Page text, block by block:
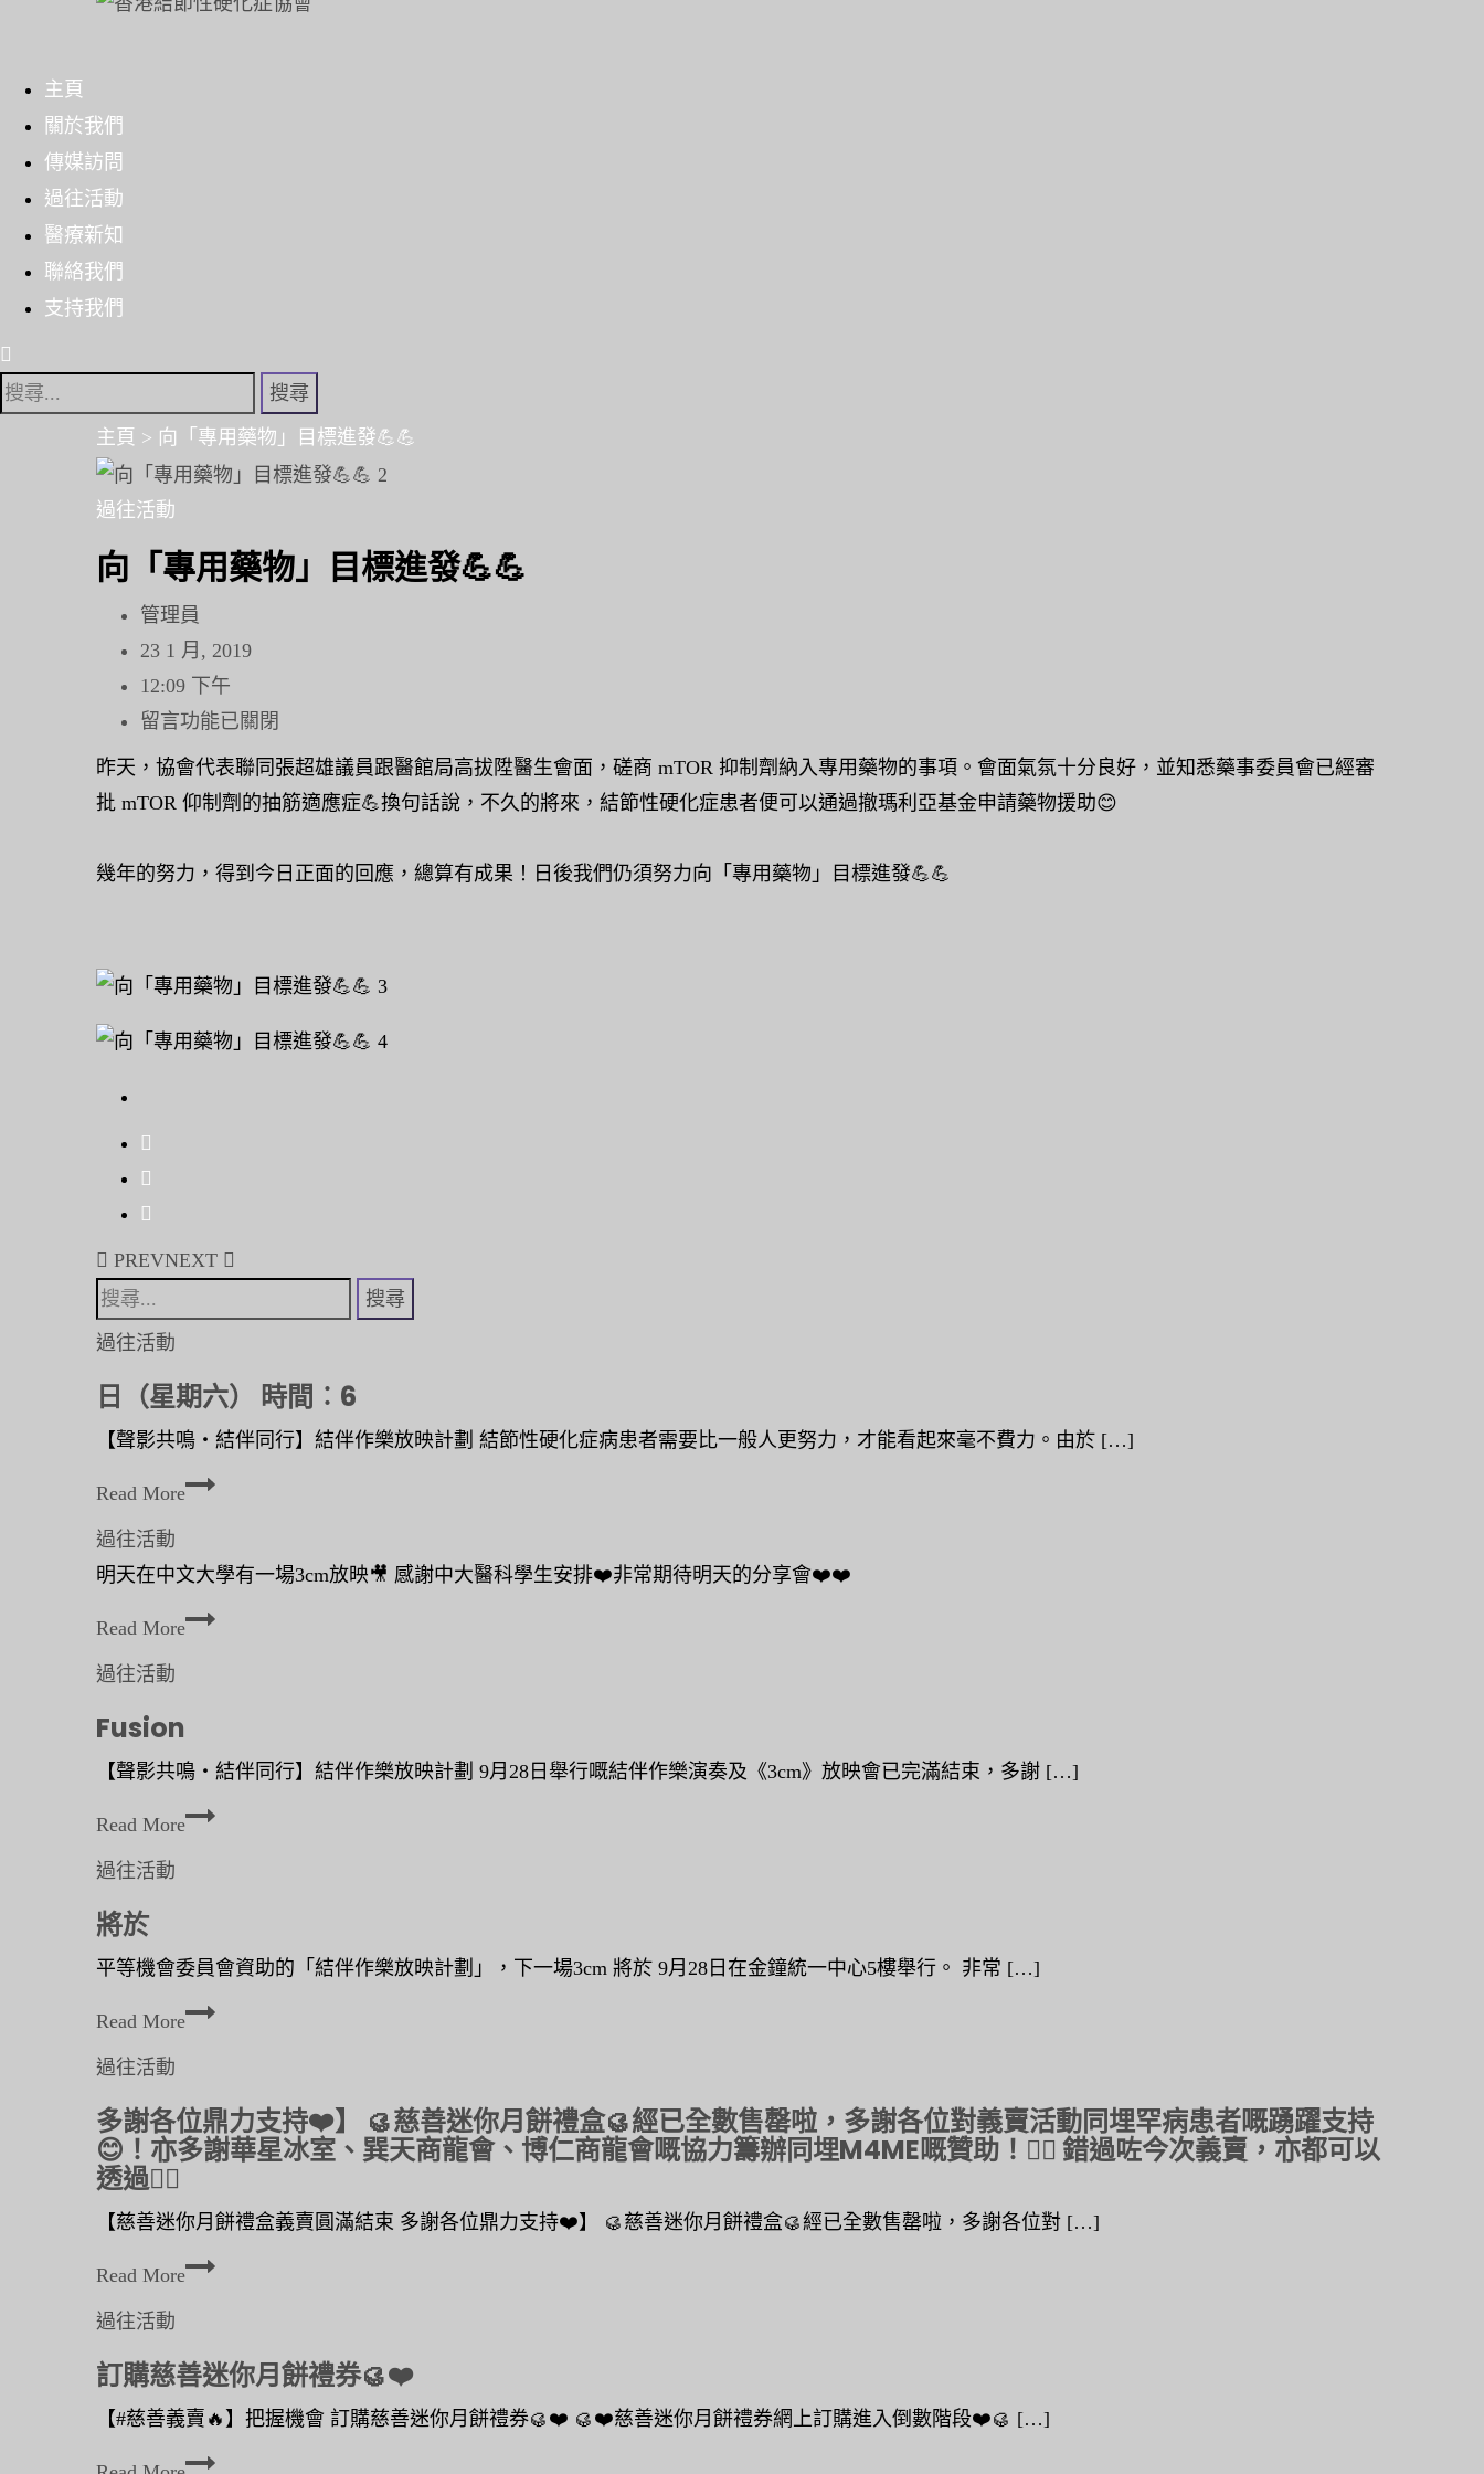
content主頁
關於我們
傳媒訪問
過往活動
醫療新知
聯絡我們
支持我們
搜
主頁 > 向「專用藥物」目標進發💪💪
過往活動
向「專用藥物」目標進發💪💪
管理員
23 1 月, 2019
12:09 下午
在
〈向
藥
發
中
留言功能已關閉
昨天，協會代表聯同張超雄議員跟醫館局高拔陞醫生會面，磋商 mTOR 抑制劑納入專用藥物的事項。會面氣氛十分良好，並知悉藥事委員會已經審
批 mTOR 仰制劑的抽筋適應症💪換句話說，不久的將來，結節性硬化症患者便可以通過撤瑪利亞基金申請藥物援助😊
幾年的努力，得到今日正面的回應，總算有成果！日後我們仍須努力向「專用藥物」目標進發💪💪
Post
navigation
PREVNEXT
搜
尋
鍵
字:
過往活動
日（星期六） 時間︰6
【聲影共鳴‧結伴同行】結伴作樂放映計劃 結節性硬化症病患者需要比一般人更努力，才能看起來毫不費力。由於 […]
Read More日
期
六
︰
過往活動
明天在中文大學有一場3cm放映🎥 感謝中大醫科學生安排❤️非常期待明天的分享會❤️❤️
Read More
過往活動
Fusion
【聲影共鳴‧結伴同行】結伴作樂放映計劃 9月28日舉行嘅結伴作樂演奏及《3cm》放映會已完滿結束，多謝 […]
Read MoreF
o
過往活動
將於
平等機會委員會資助的「結伴作樂放映計劃」，下一場3cm 將於 9月28日在金鐘統一中心5樓舉行。 非常 […]
Read More將
過往活動
多謝各位鼎力支持❤️】 🥮慈善迷你月餅禮盒🥮經已全數售罄啦，多謝各位對義賣活動同埋罕病患者嘅踴躍支持
😊！亦多謝華星冰室、巽天商龍會、博仁商龍會嘅協力籌辦同埋M4ME嘅贊助！❤️‍🔥 錯過咗今次義賣，亦都可以
透過👉🏻
【慈善迷你月餅禮盒義賣圓滿結束 多謝各位鼎力支持❤️】 🥮慈善迷你月餅禮盒🥮經已全數售罄啦，多謝各位對 […]
Read More多
位
鼎
過往活動
訂購慈善迷你月餅禮券🥮❤️
【#慈善義賣🔥】把握機會 訂購慈善迷你月餅禮券🥮❤️ 🥮❤️慈善迷你月餅禮券網上訂購進入倒數階段❤️🥮 […]
訂